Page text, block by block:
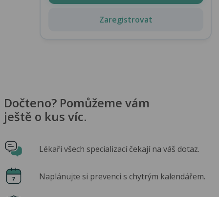
Zaregistrovat
Dočteno? Pomůžeme vám
ještě o kus víc.
Lékaři všech specializací čekají na váš dotaz.
Naplánujte si prevenci s chytrým kalendářem.